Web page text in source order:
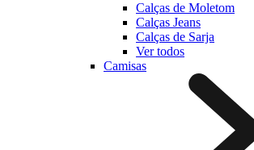
Calças de Moletom
Calças Jeans
Calças de Sarja
Ver todos
Camisas